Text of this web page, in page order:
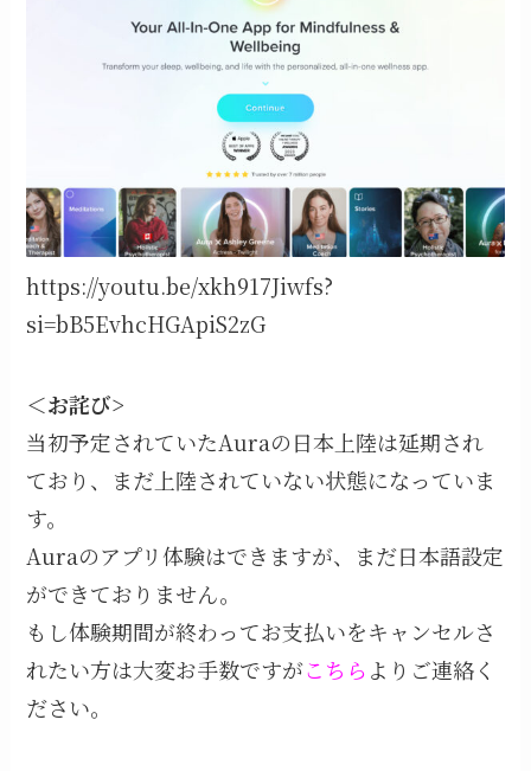
https://youtu.be/xkh917Jiwfs?
si=bB5EvhcHGApiS2zG
＜お詫び>
当初予定されていたAuraの日本上陸は延期され
ており、まだ上陸されていない状態になっていま
す。
Auraのアプリ体験はできますが、まだ日本語設定
ができておりません。
もし体験期間が終わってお支払いをキャンセルさ
れたい方は大変お手数ですがこちらよりご連絡く
ださい。